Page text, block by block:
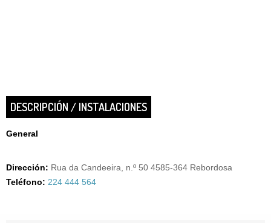
DESCRIPCIÓN / INSTALACIONES
General
Dirección: Rua da Candeeira, n.º 50 4585-364 Rebordosa
Teléfono: 224 444 564